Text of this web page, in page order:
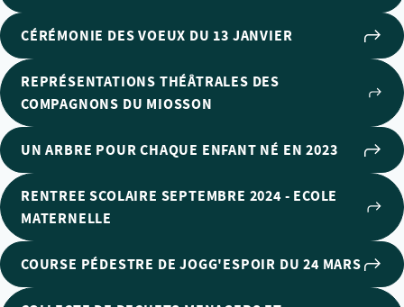
CÉRÉMONIE DES VOEUX DU 13 JANVIER
REPRÉSENTATIONS THÉÂTRALES DES
COMPAGNONS DU MIOSSON
UN ARBRE POUR CHAQUE ENFANT NÉ EN 2023
RENTREE SCOLAIRE SEPTEMBRE 2024 - ECOLE
MATERNELLE
COURSE PÉDESTRE DE JOGG'ESPOIR DU 24 MARS